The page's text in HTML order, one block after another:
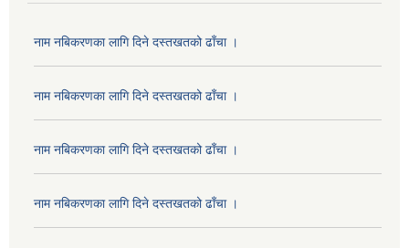
नाम नबिकरणका लागि दिने दस्तखतको ढाँचा ।
नाम नबिकरणका लागि दिने दस्तखतको ढाँचा ।
नाम नबिकरणका लागि दिने दस्तखतको ढाँचा ।
नाम नबिकरणका लागि दिने दस्तखतको ढाँचा ।